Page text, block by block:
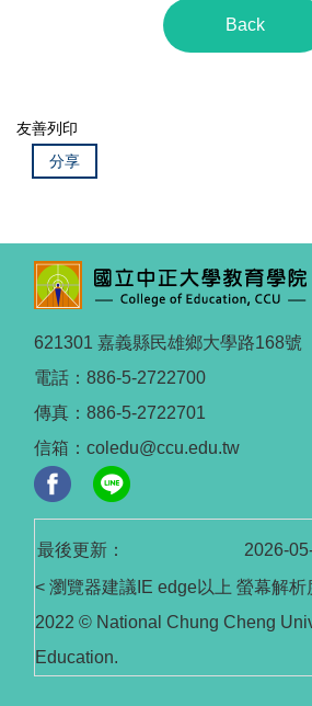
Back
友善列印
分享
621301 嘉義縣民雄鄉大學路168號
電話：886-5-2722700
傳真：886-5-2722701
信箱：coledu@ccu.edu.tw
最後更新：
2026-
< 瀏覽器建議IE edge以上 螢幕解
2022 © National Chung Cheng
Education.